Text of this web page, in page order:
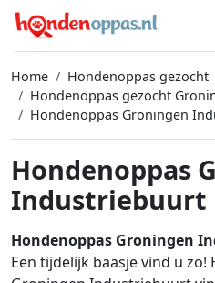
Home
Hondenoppas gezocht
Hondenoppas gezocht
Hondenoppas Groningen
Hondenoppas
Industriebuurt
Hondenoppas Groningen
Een tijdelijk baasje vind u zo!